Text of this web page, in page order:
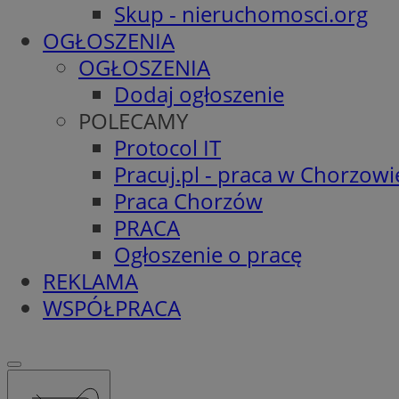
Skup - nieruchomosci.org
OGŁOSZENIA
OGŁOSZENIA
Dodaj ogłoszenie
POLECAMY
Protocol IT
Pracuj.pl - praca w
Praca Chorzów
PRACA
Ogłoszenie o pracę
REKLAMA
WSPÓŁPRACA